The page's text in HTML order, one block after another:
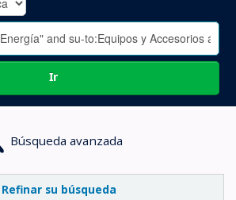
Ir
Búsqueda avanzada
Refinar su búsqueda